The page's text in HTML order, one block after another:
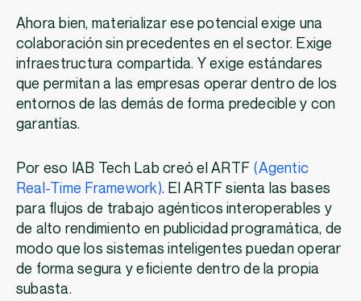
Ahora bien, materializar ese potencial exige una
colaboración sin precedentes en el sector. Exige
infraestructura compartida. Y exige estándares
que permitan a las empresas operar dentro de los
entornos de las demás de forma predecible y con
garantías.
Por eso IAB Tech Lab creó el ARTF (Agentic
Real-Time Framework). El ARTF sienta las bases
para flujos de trabajo agénticos interoperables y
de alto rendimiento en publicidad programática, de
modo que los sistemas inteligentes puedan operar
de forma segura y eficiente dentro de la propia
subasta.